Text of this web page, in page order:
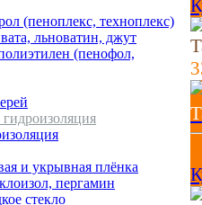
(пеноплекс, техноплекс)
льноватин, джут
(пенофол,
и укрывная плёнка
пергамин
стекло